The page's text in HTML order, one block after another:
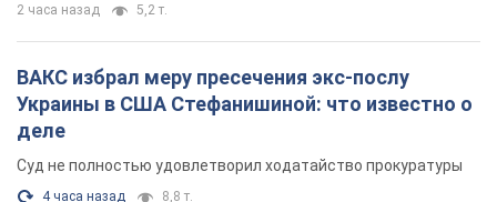
2 часа назад 5,2 т.
ВАКС избрал меру пресечения экс-послу
Украины в США Стефанишиной: что известно о
деле
Суд не полностью удовлетворил ходатайство прокуратуры
4 часа назад 8,8 т.